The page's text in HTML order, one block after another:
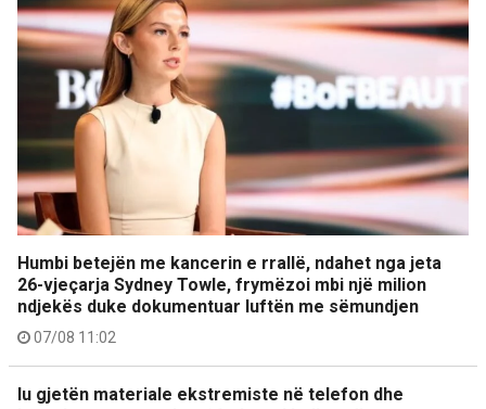
Humbi betejën me kancerin e rrallë, ndahet nga jeta
26-vjeçarja Sydney Towle, frymëzoi mbi një milion
ndjekës duke dokumentuar luftën me sëmundjen
07/08 11:02
Iu gjetën materiale ekstremiste në telefon dhe